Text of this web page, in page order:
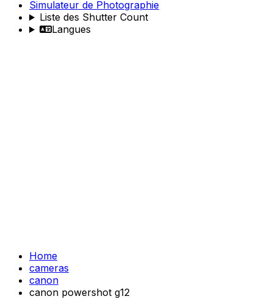
Simulateur de Photographie
Liste des Shutter Count
Langues
Home
cameras
canon
canon powershot g12